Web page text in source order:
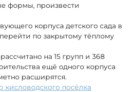
формы, произвести
корпуса детского сада в
по закрытому тёплому
на 15 групп и 368
ещё одного корпуса
расширятся.
кисловодского посёлка